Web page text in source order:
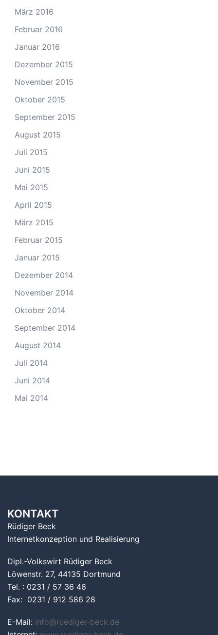
März 2016
Februar 2016
Januar 2016
Dezember 2015
November 2015
Oktober 2015
September 2015
August 2015
Juli 2015
Juni 2015
Mai 2015
April 2015
März 2015
Februar 2015
Januar 2015
Dezember 2014
November 2014
Oktober 2014
September 2014
August 2014
Juli 2014
Juni 2014
Mai 2014
KONTAKT
Rüdiger Beck
Internetkonzeption und Realisierung
Dipl.-Volkswirt Rüdiger Beck
Löwenstr. 27, 44135 Dortmund
Tel. : 0231 / 57 36 46
Fax: 0231 / 912 586 28
E-Mail: info@ruediger-beck.de